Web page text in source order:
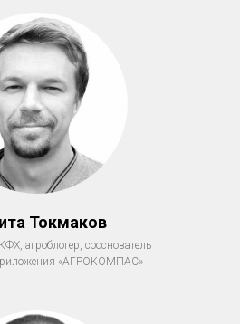
Токмаков
агроблогер, сооснователь
«АГРОКОМПАС»